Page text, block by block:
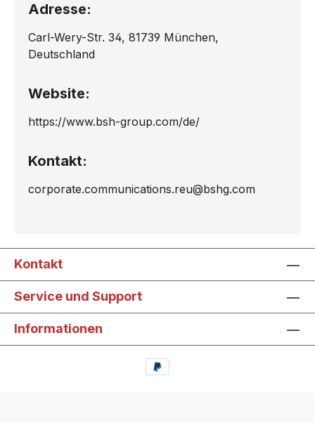
Adresse:
Carl-Wery-Str. 34, 81739 München,
Deutschland
Website:
https://www.bsh-group.com/de/
Kontakt:
corporate.communications.reu@bshg.com
Kontakt
Service und Support
Informationen